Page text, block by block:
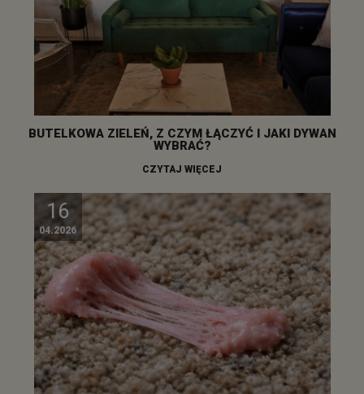
BUTELKOWA ZIELEŃ, Z CZYM ŁĄCZYĆ I JAKI DYWAN
WYBRAĆ?
CZYTAJ WIĘCEJ
16
04.2026